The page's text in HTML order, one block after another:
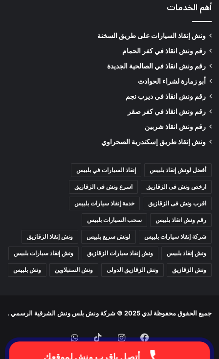
تحليل حركة المرور على الطريق
الدائري وتأثيرها على أعطال السيارات
الطريق الدائري يُعد من أعلى الطرق في مصر من حيث
اليومي ، حيث يمر عليه خليط معقد من:
سيارات ملاكي
ميكروباص
نقل خفيف وثقيل
سيارات شركات وتوصيل
هذا التنوع يخلق ضغطًا ميكانيكيًا كبيرًا على السيارات، خاصة في:
الزحام المتكرر
التوقف والانطلاق المفاجئ
التحميل الزائد لبعض المركبات
ولهذا تظهر الحاجة المتزايدة إلى ونش الطريق الدائري
كحل إنقاذ
فوري وليس مجرد خدمة إضافية.
العلاقة بين الزحام المروري وارتفاع
أهم الخدمات
ونش إنقاذ السيارات على طريق السخنة
رقم ونش انقاذ في كفر الحمام
رقم ونش انقاذ في الصالحية الجديدة
أبو زمارة لشراء الحوادث
رقم ونش انقاذ في ديرب نجم
رقم ونش انقاذ في كفر صقر
رقم ونش انقاذ شربين
ونش إنقاذ طريق إسكندرية الصحراوي
أفضل لونش إنقاذ بلبيس إنقاذ السيارات في بلبيس
ارخص ونش فى الزقازيق اسرع ونش فى الزقازيق
اقرب ونش فى الزقازيق خدمة إنقاذ سيارات بلبيس
رقم ونش انقاذ بلبيس سحب السيارات بلبيس
شركة إنقاذ سيارات بلبيس لونش سريع بلبيس ونش إنقاذ الزقازيق
ونش إنقاذ بلبيس ونش إنقاذ سيارات الزقازيق ونش إنقاذ سيارات بلبيس
ونش الزقازيق ونش الزقازيق الدولى ونش السنبلاوين ونش بلبيس
جميع الحقوق محفوظة لدي 2025 © شركة ونش بلس ونش الشرقية الرسمي .
Facebook
Instagram
TikTok
WhatsApp
أتصل باقرب ونش لموقعك